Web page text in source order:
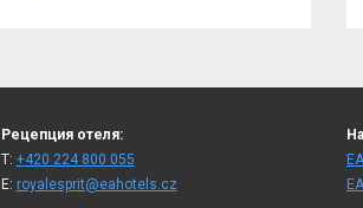
Рецепция отеля:
T: +420 224 800 055
E: royalesprit@eahotels.cz